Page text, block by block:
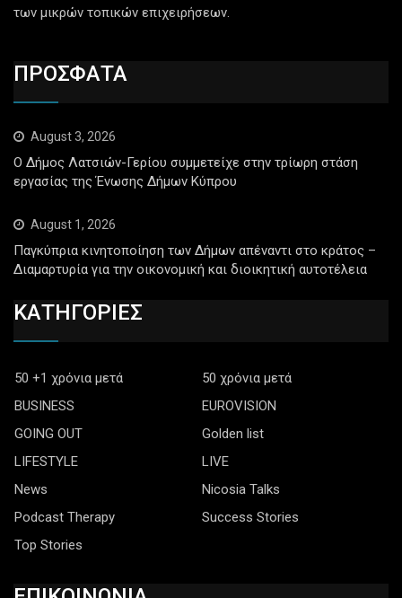
των μικρών τοπικών επιχειρήσεων.
ΠΡΟΣΦΑΤΑ
August 3, 2026
Ο Δήμος Λατσιών-Γερίου συμμετείχε στην τρίωρη στάση
εργασίας της Ένωσης Δήμων Κύπρου
August 1, 2026
Παγκύπρια κινητοποίηση των Δήμων απέναντι στο κράτος –
Διαμαρτυρία για την οικονομική και διοικητική αυτοτέλεια
ΚΑΤΗΓΟΡΙΕΣ
50 +1 χρόνια μετά
50 χρόνια μετά
BUSINESS
EUROVISION
GOING OUT
Golden list
LIFESTYLE
LIVE
News
Nicosia Talks
Podcast Therapy
Success Stories
Top Stories